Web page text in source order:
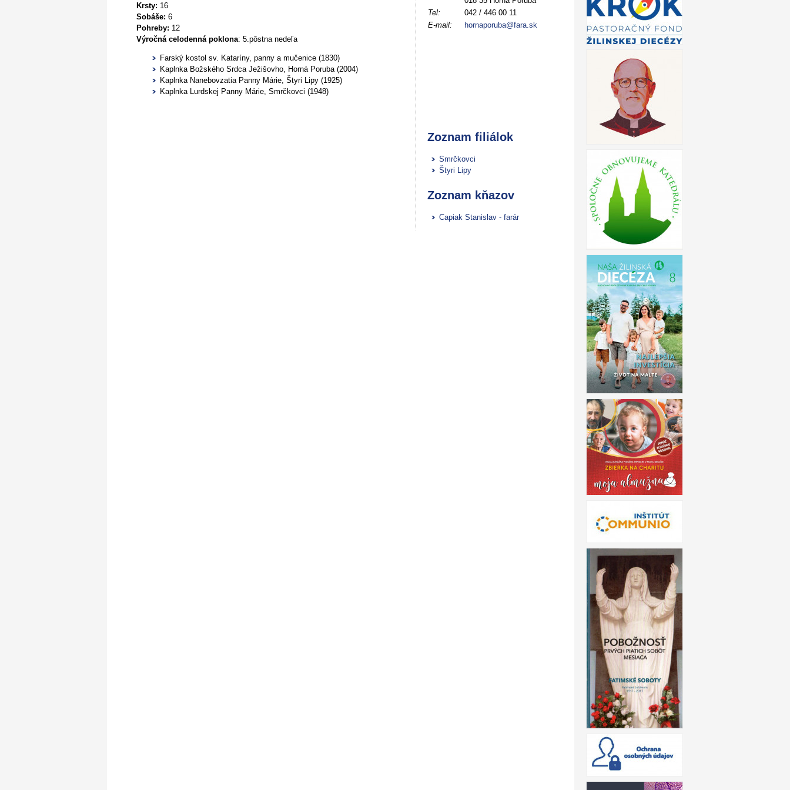
Tel:
042 / 446 00 11
E-mail:
hornaporuba@fara.sk
Zoznam filiálok
Smrčkovci
Štyri Lipy
Zoznam kňazov
Capiak Stanislav - farár
Krsty: 16
Sobáše: 6
Pohreby: 12
Výročná celodenná poklona: 5.pôstna nedeľa
Farský kostol sv. Kataríny, panny a mučenice (1830)
Kaplnka Božského Srdca Ježišovho, Horná Poruba (2004)
Kaplnka Nanebovzatia Panny Márie, Štyri Lipy (1925)
Kaplnka Lurdskej Panny Márie, Smrčkovci (1948)